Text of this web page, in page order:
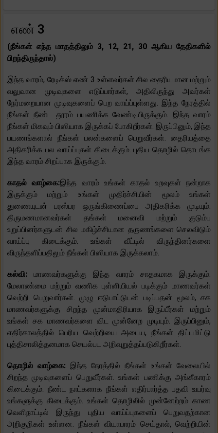
எண் 3
(நீங்கள் எந்த மாதத்திலும் 3, 12, 21, 30 ஆகிய தேதிகளில்
பிறந்திருந்தால்)
இந்த வாரம், ரேடிக்ஸ் எண் 3 உள்ளவர்கள் சில தைரியமான மற்றும்
வலுவான முடிவுகளை எடுப்பார்கள், அதிலிருந்து அவர்கள்
நேர்மறையான முடிவுகளைப் பெற வாய்ப்புள்ளது. இந்த நேரத்தில்
நீங்கள் நீண்ட தூரம் பயணிக்க வேண்டியிருக்கும். இந்த வாரம்
நீங்கள் மிகவும் பிஸியாக இருக்கப் போகிறீர்கள். இருப்பினும், இந்த
பயணங்களால் நீங்கள் பலன்களைப் பெறுவீர்கள். தைரியத்தை
அதிகரிக்க பல வாய்ப்புகள் கிடைக்கும். புதிய தொழில் தொடங்க
இந்த வாரம் சிறப்பாக இருக்கும்.
காதல் வாழ்கை:இந்த வாரம் உங்கள் காதல் உறவுகள் நன்றாக
இருக்கும் மற்றும் உங்கள் முதிர்ச்சியின் மூலம் உங்கள்
துணையுடன் பரஸ்பர ஒருங்கிணைப்பை அதிகரிக்க முடியும்.
திருமணமானவர்கள் தங்கள் மனைவி மற்றும் குடும்ப
உறுப்பினர்களுடன் சில மகிழ்ச்சியான தருணங்களை செலவிடும்
வாய்ப்பு கிடைக்கும். உங்கள் வீட்டில் விருந்தினர்களை
விருந்தளிப்பதிலும் நீங்கள் பிஸியாக இருக்கலாம்.
கல்வி: மாணவர்களுக்கு இந்த வாரம் சாதகமாக இருக்கும்.
மேலாண்மை மற்றும் வணிக புள்ளியியல் படிக்கும் மாணவர்கள்
வெற்றி பெறுவார்கள். முழு ஈடுபாட்டுடன் படிப்பதன் மூலம், சக
மாணவர்களுக்கு சிறந்த முன்மாதிரியாக இருப்பீர்கள் மற்றும்
உங்கள் சக மாணவர்களை விட முன்னேற முடியும். இருப்பினும்,
எதிர்காலத்தில் பெரிய வெற்றியை அடைய, நீங்கள் திட்டமிட்டு
புத்திசாலித்தனமாக செயல்பட அறிவுறுத்தப்படுகிறீர்கள்.
தொழில் வாழ்கை: இந்த நேரத்தில் நீங்கள் உங்கள் வேலையில்
சிறந்த முடிவுகளைப் பெறுவீர்கள். உங்கள் பணிக்கு அங்கீகாரம்
கிடைக்கும். நீண்ட நாட்களாக நீங்கள் எதிர்பார்த்த பதவி உயர்வு
உங்களுக்கு கிடைக்கும். உங்கள் தொழிலில் முன்னேற்றம் காண
வெளிநாட்டில் இருந்து புதிய வாய்ப்புகளைப் பெறுவதற்கான
அறிகுறிகள் உள்ளன. நீங்கள் வியாபாரம் செய்தால், வெற்றியின்